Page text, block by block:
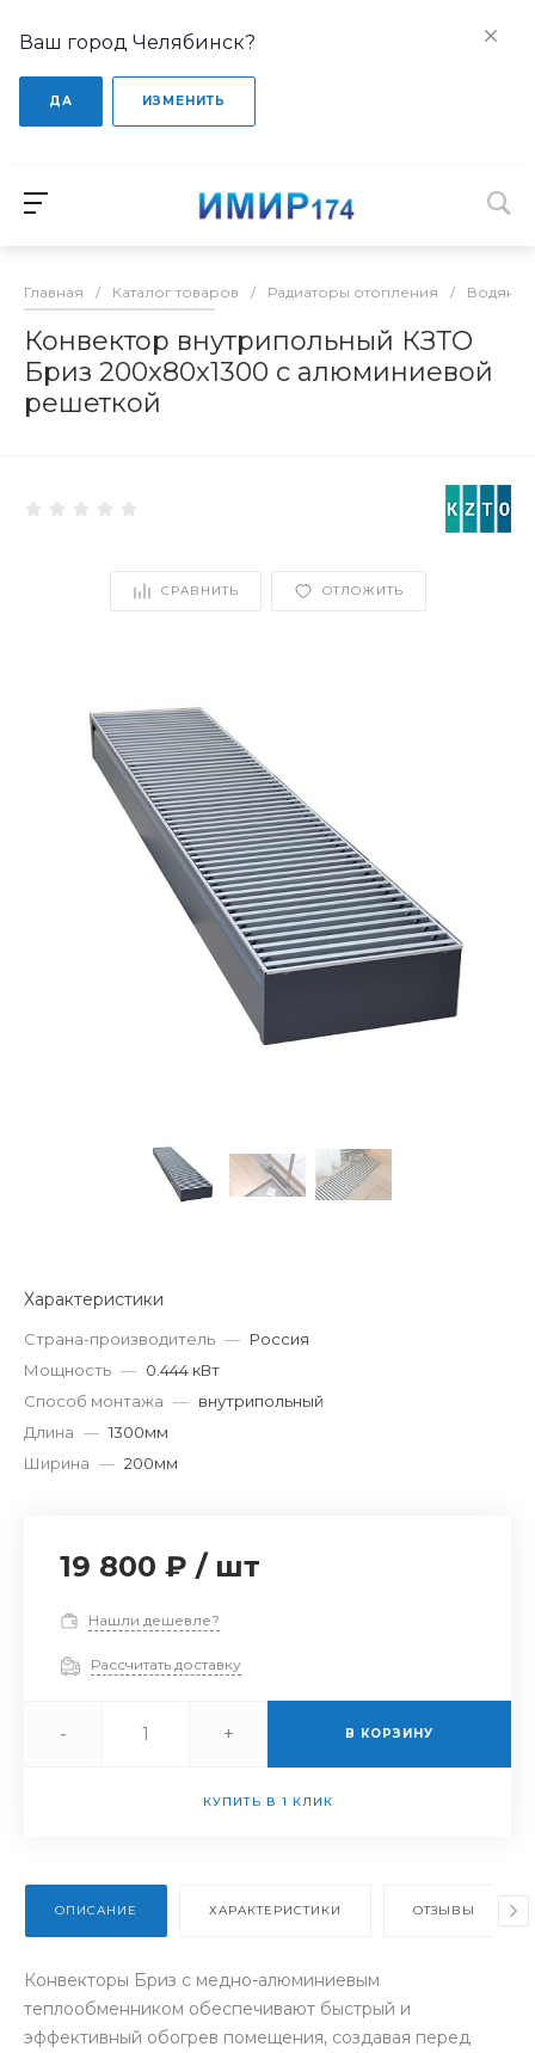
Ваш город Челябинск?
ДА ИЗМЕНИТЬ
Главная / Каталог товаров / Радиаторы отопления /
Конвектор внутрипольный КЗТО
Бриз 200x80x1300 с алюминиевой
решеткой
СРАВНИТЬ ОТЛОЖИТЬ
Характеристики
Страна-производитель — Россия
Мощность — 0.444 кВт
Способ монтажа — внутрипольный
Длина — 1300мм
Ширина — 200мм
19 800 ₽ / шт
Нашли дешевле?
Рассчитать доставку
- + В КОРЗИНУ
КУПИТЬ В 1 КЛИК
ОПИСАНИЕ ХАРАКТЕРИСТИКИ ОТЗЫВЫ
Конвекторы Бриз с медно-алюминиевым
теплообменником обеспечивают быстрый и
эффективный обогрев помещения, создавая перед